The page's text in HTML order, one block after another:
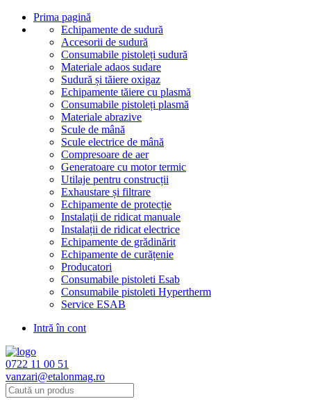
Prima pagină
Echipamente de sudură
Accesorii de sudură
Consumabile pistoleți sudură
Materiale adaos sudare
Sudură și tăiere oxigaz
Echipamente tăiere cu plasmă
Consumabile pistoleți plasmă
Materiale abrazive
Scule de mână
Scule electrice de mână
Compresoare de aer
Generatoare cu motor termic
Utilaje pentru construcții
Exhaustare și filtrare
Echipamente de protecție
Instalații de ridicat manuale
Instalații de ridicat electrice
Echipamente de grădinărit
Echipamente de curățenie
Producatori
Consumabile pistoleti Esab
Consumabile pistoleti Hypertherm
Service ESAB
Intră în cont
0722 11 00 51
vanzari@etalonmag.ro